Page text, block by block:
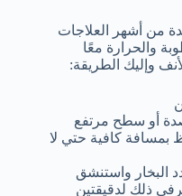
من أشهر العلاجات
والحرارة معًا
وإليك الطريقة:
أو سطح مرتفع
بمسافة كافية حتي لا
البخار واستنشق
ذلك لدقيقتين